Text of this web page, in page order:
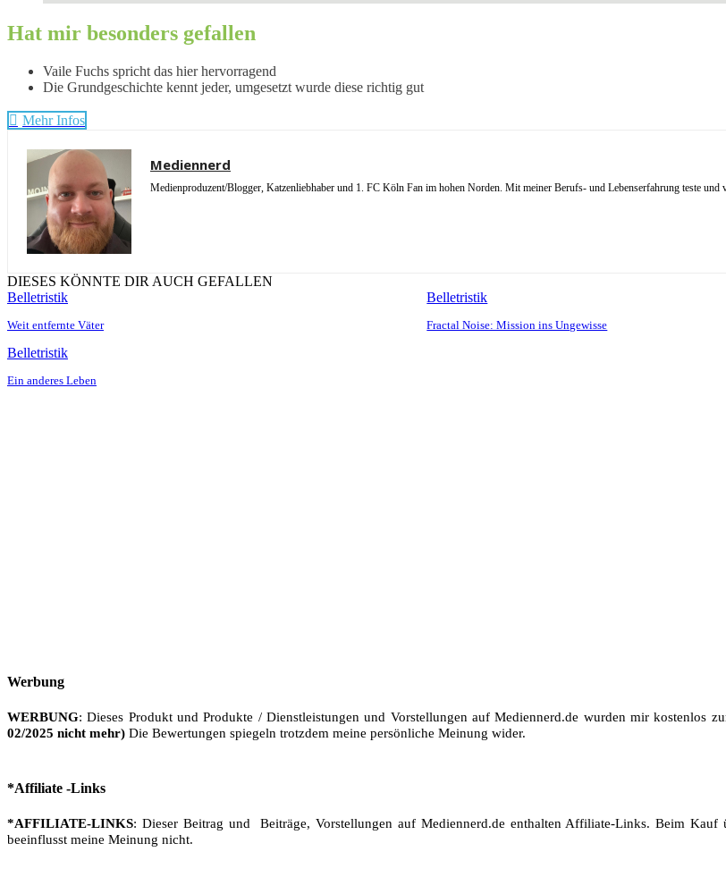
Hat mir besonders gefallen
Vaile Fuchs spricht das hier hervorragend
Die Grundgeschichte kennt jeder, umgesetzt wurde diese richtig gut
Mehr Infos
Mediennerd
Medienproduzent/Blogger, Katzenliebhaber und 1. FC Köln Fan im hohen Norden. Mit meiner Berufs- und Lebenserfahrung teste und
DIESES KÖNNTE DIR AUCH GEFALLEN
Belletristik
Weit entfernte Väter
Belletristik
Fractal Noise: Mission ins Ungewisse
Belletristik
Ein anderes Leben
Werbung
WERBUNG: Dieses Produkt und Produkte / Dienstleistungen und Vorstellungen auf Mediennerd.de wurden mir kostenlos
02/2025 nicht mehr) Die Bewertungen spiegeln trotzdem meine persönliche Meinung wider.
*Affiliate -Links
*AFFILIATE-LINKS: Dieser Beitrag und Beiträge, Vorstellungen auf Mediennerd.de enthalten Affiliate-Links. Beim
beeinflusst meine Meinung nicht.